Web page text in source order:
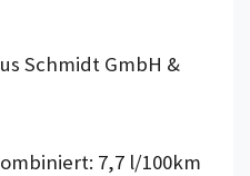
Schmidt GmbH &
7,7 l/100km